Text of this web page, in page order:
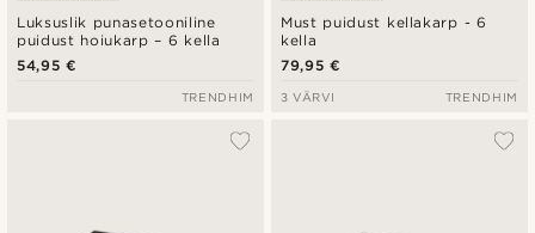
Luksuslik punasetooniline
puidust hoiukarp – 6 kella
54,95 €
TRENDHIM
Must puidust kellakarp - 6
kella
79,95 €
3 VÄRVI TRENDHIM